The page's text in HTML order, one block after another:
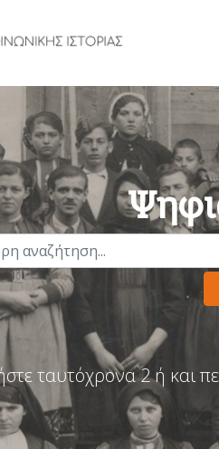
ταυτόχρονα 2 ή και